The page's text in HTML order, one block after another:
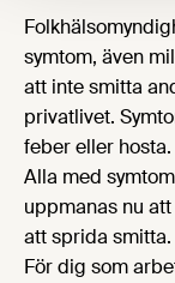
symtom, även
att inte smitta
privatlivet.
feber eller hosta.
Alla med
uppmanas nu
att sprida smitta.
För dig som